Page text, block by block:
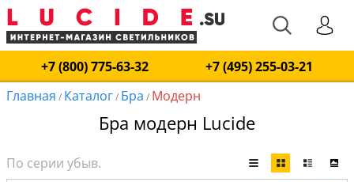
+7 (800) 775-63-32
+7 (495) 255-03-21
Главная / Каталог/ Бра / Модерн
Бра модерн Lucide